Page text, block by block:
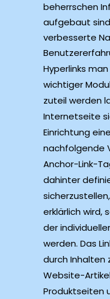
beherrschen
aufgebaut
verbesserte
Hyperlinks
wichtiger
zuteil werden
Internetseite
Einrichtung
nachfolgende
Anchor-Link-
dahinter
erklärlich wird,
der
werden. Das
durch Inhalten
Website-
Produktseiten